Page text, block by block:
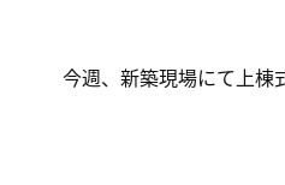
今週、新築現場にて上棟